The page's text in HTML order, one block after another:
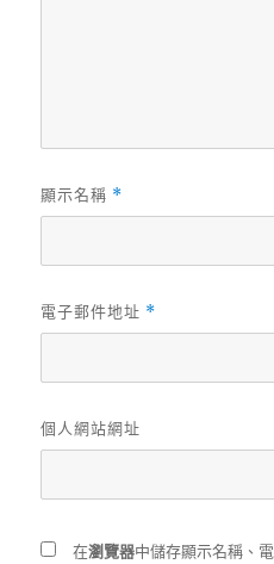
顯示名稱 *
電子郵件地址 *
個人網站網址
在瀏覽器中儲存顯示名稱、